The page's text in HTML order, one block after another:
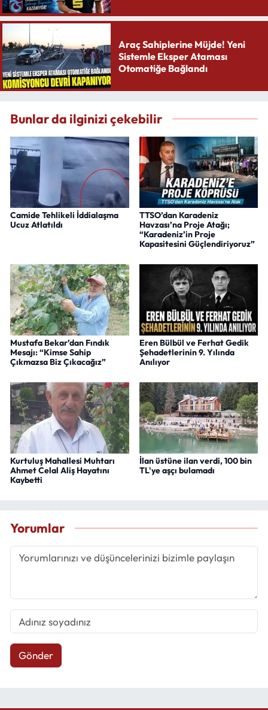
Araç Sahiplerine Müjde! Yeni
Sistemle Eksper Ataması
Otomatiğe Bağlandı
Bunlar da ilginizi çekebilir
Camide Tehlikeli İddialaşma
Ucuz Atlatıldı
TTSO’dan Karadeniz
Havzası’na Proje Atağı;
“Karadeniz’in Proje
Kapasitesini Güçlendiriyoruz”
Mustafa Bekar’dan Fındık
Mesajı: “Kimse Sahip
Çıkmazsa Biz Çıkacağız”
Eren Bülbül ve Ferhat Gedik
Şehadetlerinin 9. Yılında
Anılıyor
Kurtuluş Mahallesi Muhtarı
Ahmet Celal Aliş Hayatını
Kaybetti
İlan üstüne ilan verdi, 100 bin
TL'ye aşçı bulamadı
Yorumlar
Gönder